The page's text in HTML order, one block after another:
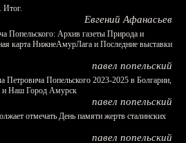
Итог.
Евгений Афанасьев
Попельского: Архив газеты Природа и
карта НижнеАмурЛага и Последние выставки
павел попельский
Петровича Попельского 2023-2025 в Болгарии,
и Наш Город Амурск
павел попельский
отмечать День памяти жертв сталинских
павел попельский